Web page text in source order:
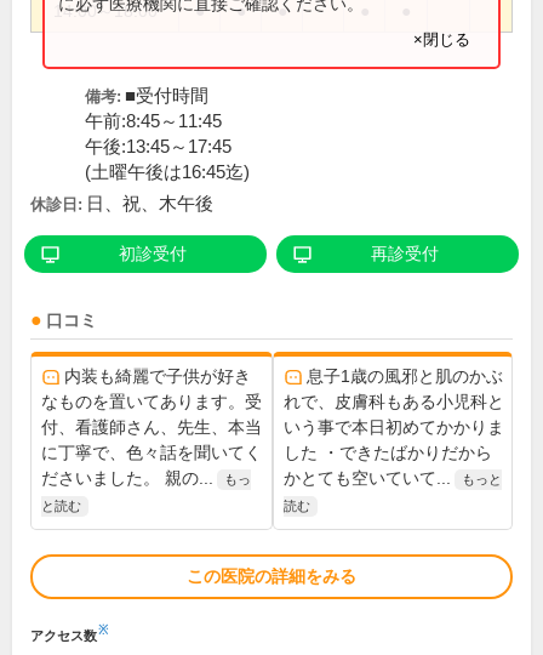
14:00～18:00 ● ● ●
×閉じる
備考: ■受付時間
午前:8:45～11:45
午後:13:45～17:45
(土曜午後は16:45迄)
休診日: 日、祝、木午後
初診受付 再診受付
口コミ
内装も綺麗で子供が好き
なものを置いてあります。受
付、看護師さん、先生、本当
に丁寧で、色々話を聞いてく
ださいました。 親の...
もっ
と読む
息子1歳の風邪と肌のかぶ
れで、皮膚科もある小児科と
いう事で本日初めてかかりま
した ・できたばかりだから
かとても空いていて...
もっと
読む
この医院の詳細をみる
アクセス数※